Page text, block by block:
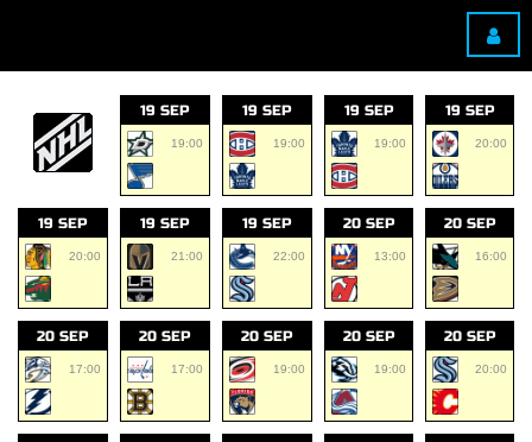
19 SEP
19:00
19 SEP
19:00
19 SEP
19:00
19 SEP
20:00
19 SEP
20:00
19 SEP
21:00
19 SEP
22:00
20 SEP
13:00
20 SEP
16:00
20 SEP
17:00
20 SEP
17:00
20 SEP
19:00
20 SEP
19:00
20 SEP
20:00